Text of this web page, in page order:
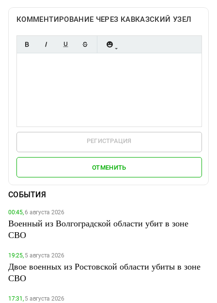
КОММЕНТИРОВАНИЕ ЧЕРЕЗ КАВКАЗСКИЙ УЗЕЛ
РЕГИСТРАЦИЯ
ОТМЕНИТЬ
СОБЫТИЯ
00:45,6 августа 2026
Военный из Волгоградской области убит в зоне
СВО
19:25,5 августа 2026
Двое военных из Ростовской области убиты в зоне
СВО
17:31,5 августа 2026